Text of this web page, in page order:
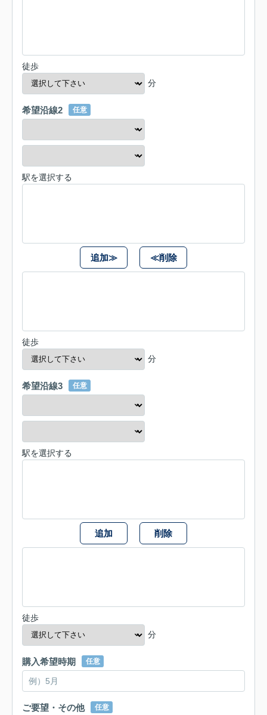
徒歩
分
希望沿線2 任意
駅を選択する
追加≫ ≪削除
徒歩
分
希望沿線3 任意
駅を選択する
追加 削除
徒歩
分
購入希望時期 任意
ご要望・その他 任意